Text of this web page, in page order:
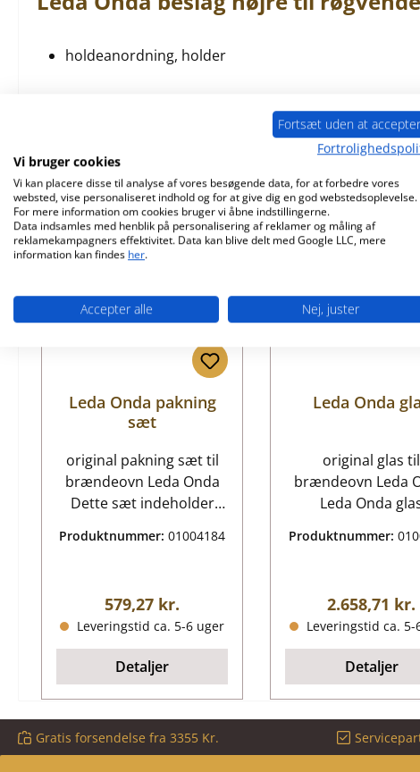
holdeanordning, holder
Lignende produkter
Spring produktgalleriet over
Leda Onda pakning
sæt
original pakning sæt til
brændeovn Leda Onda
Dette sæt indeholder
og varmedøren. Der er
5-styks sæt Leda Onda
pakning nøgledata:
Snorforsegling hvid
Diameter 8 mm Længde
2,20 m Snorforsegling
hvid Diameter 6 mm
Længde 0,40 m flad
pakning Måler 8mm x
Produktnummer:01004184
Almindelig pris:
579,27 kr.
Leveringstid ca. 5-6 uger
Detaljer
Leda Onda
original glas til
brændeovn Leda
Leda Onda
vindue mål (B/L/
materiale glas form
Produktnummer:
Almindelig
2.658,71 kr.
Leveringstid ca. 5-
Detaljer
Gratis forsendelse fra 3355 Kr.
Fortsæt uden at
Vi bruger cookies
Vi kan placere disse til analyse af vores besøgende data, for at forbedre vores
websted, vise personaliseret indhold og for at give dig en god webstedsoplevelse.
For mere information om cookies bruger vi åbne indstillingerne.
Data indsamles med henblik på personalisering af reklamer og måling af
reklamekampagners effektivitet. Data kan blive delt med Google LLC, mere
information kan findes her.
Accepter alle Nej, juster